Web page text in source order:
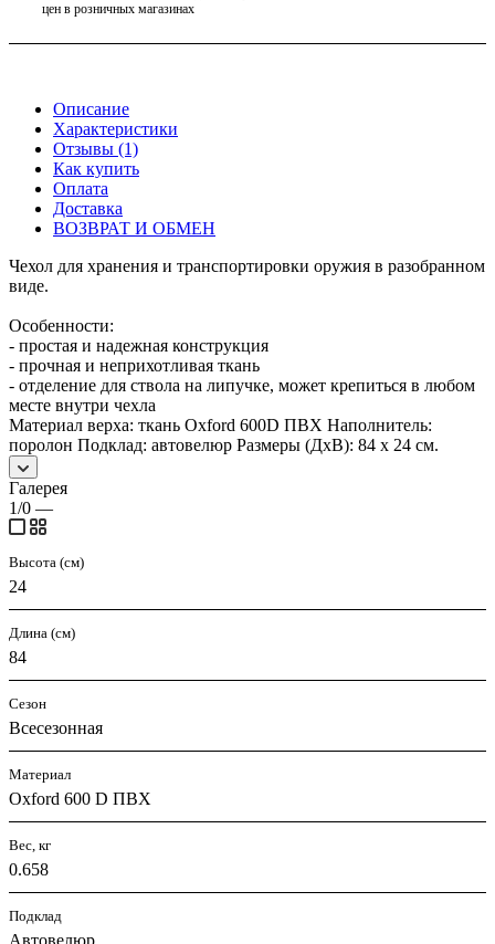
цен в розничных магазинах
Описание
Характеристики
Отзывы (1)
Как купить
Оплата
Доставка
ВОЗВРАТ И ОБМЕН
Чехол для хранения и транспортировки оружия в разобранном
виде.
Особенности:
- простая и надежная конструкция
- прочная и неприхотливая ткань
- отделение для ствола на липучке, может крепиться в любом
месте внутри чехла
Материал верха: ткань Oxford 600D ПВХ Наполнитель:
поролон Подклад: автовелюр Размеры (ДхВ): 84 х 24 см.
Галерея
1/0 —
Высота (см)
24
Длина (см)
84
Сезон
Всесезонная
Материал
Oxford 600 D ПВХ
Вес, кг
0.658
Подклад